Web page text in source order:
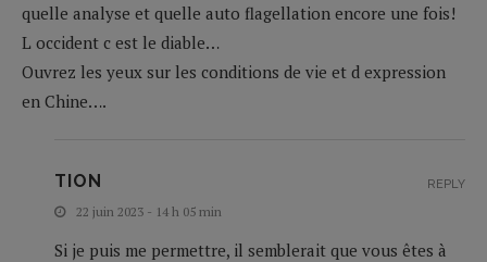
quelle analyse et quelle auto flagellation encore une fois!
L occident c est le diable…
Ouvrez les yeux sur les conditions de vie et d expression
en Chine….
TION
22 juin 2023 - 14 h 05 min
Si je puis me permettre, il semblerait que vous êtes à
REPLY